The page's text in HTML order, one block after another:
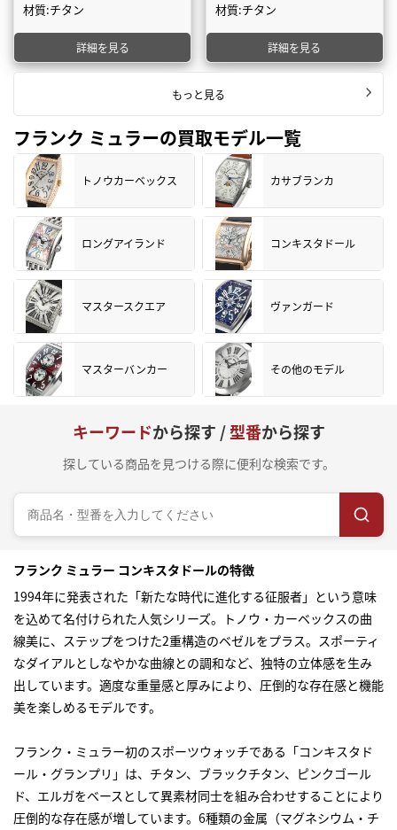
材質:チタン
詳細を見る
材質:チタン
詳細を見る
もっと見る
フランク ミュラーの買取モデル一覧
トノウカーベックス カサブランカ
ロングアイランド コンキスタドール
マスタースクエア ヴァンガード
マスターバンカー その他のモデル
キーワードから探す /型番から探す
探している商品を見つける際に便利な検索です。
フランク ミュラー コンキスタドールの特徴
1994年に発表された「新たな時代に進化する征服者」という意味
を込めて名付けられた人気シリーズ。トノウ・カーベックスの曲
線美に、ステップをつけた2重構造のベゼルをプラス。スポーティ
なダイアルとしなやかな曲線との調和など、独特の立体感を生み
出しています。適度な重量感と厚みにより、圧倒的な存在感と機能
美を楽しめるモデルです。
フランク・ミュラー初のスポーツウォッチである「コンキスタド
ール・グランプリ」は、チタン、ブラックチタン、ピンクゴール
ド、エルガをベースとして異素材同士を組み合わせすることにより
圧倒的な存在感が増しています。6種類の金属（マグネシウム・チ